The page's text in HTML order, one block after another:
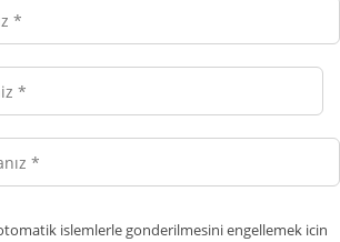
islemlerle gonderilmesini engellemek icin